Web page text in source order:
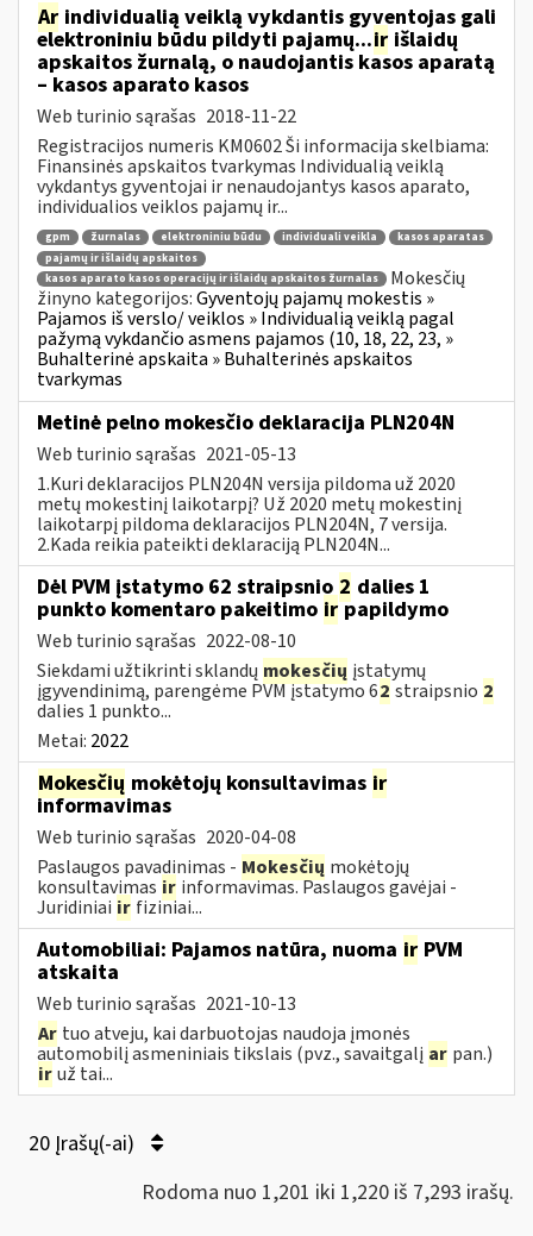
Ar individualią veiklą vykdantis gyventojas gali
elektroniniu būdu pildyti pajamų...ir išlaidų
apskaitos žurnalą, o naudojantis kasos aparatą
– kasos aparato kasos
Web turinio sąrašas 2018-11-22
Registracijos numeris KM0602 Ši informacija skelbiama:
Finansinės apskaitos tvarkymas Individualią veiklą
vykdantys gyventojai ir nenaudojantys kasos aparato,
individualios veiklos pajamų ir...
gpm žurnalas elektroniniu būdu individuali veikla
kasos aparatas
pajamų ir išlaidų apskaitos
kasos aparato kasos operacijų ir išlaidų apskaitos žurnalas
Mokesčių
žinyno kategorijos:Gyventojų pajamų mokestis »
Pajamos iš verslo/ veiklos » Individualią veiklą pagal
pažymą vykdančio asmens pajamos (10, 18, 22, 23, »
Buhalterinė apskaita » Buhalterinės apskaitos
tvarkymas
Metinė pelno mokesčio deklaracija PLN204N
Web turinio sąrašas 2021-05-13
1.Kuri deklaracijos PLN204N versija pildoma už 2020
metų mokestinį laikotarpį? Už 2020 metų mokestinį
laikotarpį pildoma deklaracijos PLN204N, 7 versija.
2.Kada reikia pateikti deklaraciją PLN204N...
Dėl PVM įstatymo 62 straipsnio 2 dalies 1
punkto komentaro pakeitimo irpapildymo
Web turinio sąrašas 2022-08-10
Siekdami užtikrinti sklandų mokesčių įstatymų
įgyvendinimą, parengėme PVM įstatymo 62 straipsnio 2
dalies 1 punkto...
Metai: 2022
Mokesčių mokėtojų konsultavimas ir
informavimas
Web turinio sąrašas 2020-04-08
Paslaugos pavadinimas - Mokesčių mokėtojų
konsultavimas ir informavimas. Paslaugos gavėjai -
Juridiniai ir fiziniai...
Automobiliai: Pajamos natūra, nuoma ir PVM
atskaita
Web turinio sąrašas 2021-10-13
Ar tuo atveju, kai darbuotojas naudoja įmonės
automobilį asmeniniais tikslais (pvz., savaitgalį ar pan.)
iruž tai...
20 Įrašų(-ai)
Rodoma nuo 1,201 iki 1,220 iš 7,293 irašų.